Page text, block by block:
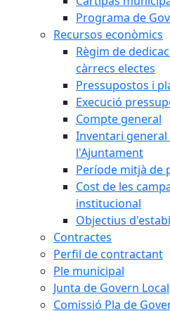
Programa de
Recursos econòmics
Règim de
càrrecs electes
Pressupostos i
Execució
Compte general
Inventari
l'Ajuntament
Període mitjà de
Cost de les
institucional
Objectius
Contractes
Perfil de contractant
Ple municipal
Junta de Govern Local
Comissió Pla de